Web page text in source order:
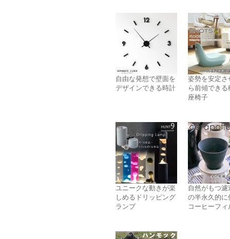
自由な発想で壁面を
デザインできる時計
姿勢を安定さ
ら前傾できる
座椅子
ユニークな動きが楽
しめるドリッピング
ランプ
自然がもつ濾
の半永久的に
コーヒーフィ